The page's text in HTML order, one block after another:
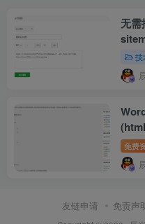
无
技
免费
友链申请 免责声